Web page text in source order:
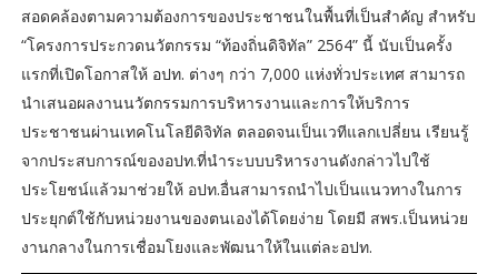
สอดคล้องตามความต้องการของประชาชนในพื้นที่เป็นสำคัญ สำหรับ
“โครงการประกวดนวัตกรรม “ท้องถิ่นดิจิทัล” 2564” นี้ นับเป็นครั้ง
แรกที่เปิดโอกาสให้ อปท. ต่างๆ กว่า 7,000 แห่งทั่วประเทศ สามารถ
นำเสนอผลงานนวัตกรรมการบริหารงานและการให้บริการ
ประชาชนผ่านเทคโนโลยีดิจิทัล ตลอดจนเป็นเวทีแลกเปลี่ยน เรียนรู้
จากประสบการณ์ของอปท.ที่นำระบบบริหารงานดังกล่าวไปใช้
ประโยชน์แล้วมาช่วยให้ อปท.อื่นสามารถนำไปเป็นแนวทางในการ
ประยุกต์ใช้กับหน่วยงานของตนเองได้โดยง่าย โดยมี สพร.เป็นหน่วย
งานกลางในการเชื่อมโยงและพัฒนาให้ในแต่ละอปท.